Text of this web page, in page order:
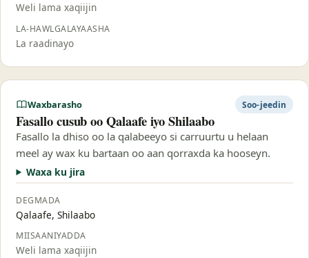
Weli lama xaqiijin
LA-HAWLGALAYAASHA
La raadinayo
Waxbarasho Soo-jeedin
Fasallo cusub oo Qalaafe iyo Shilaabo
Fasallo la dhiso oo la qalabeeyo si carruurtu u helaan
meel ay wax ku bartaan oo aan qorraxda ka hooseyn.
Waxa ku jira
DEGMADA
Qalaafe, Shilaabo
MIISAANIYADDA
Weli lama xaqiijin